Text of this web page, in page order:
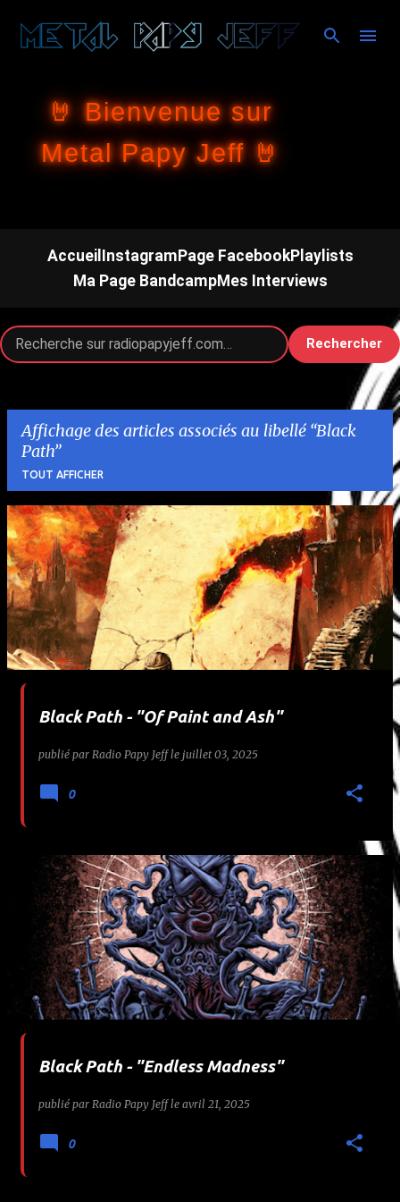
Accéder au contenu principal
🤘 Bienvenue sur
Metal Papy Jeff 🤘
Accueil InstagramPage FacebookPlaylists
Ma Page BandcampMes Interviews
Rechercher
Affichage des articles associés au libellé Black
Path
TOUT AFFICHER
A
r
c
Black Path - "Of Paint and Ash"
publié par Radio Papy Jeff le juillet 03, 2025
0
Black Path - "Endless Madness"
publié par Radio Papy Jeff le avril 21, 2025
0